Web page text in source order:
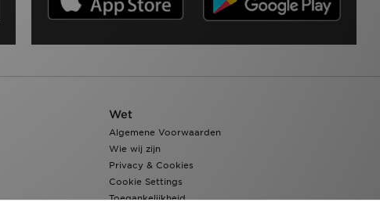
Wet
Algemene Voorwaarden
Wie wij zijn
Privacy & Cookies
Cookie Settings
Toegankelijkheid